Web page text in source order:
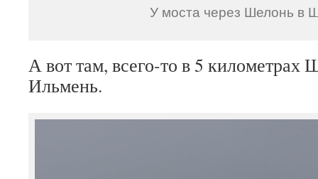
У моста через Шелонь в
А вот там, всего-то в 5 километрах
Ильмень.